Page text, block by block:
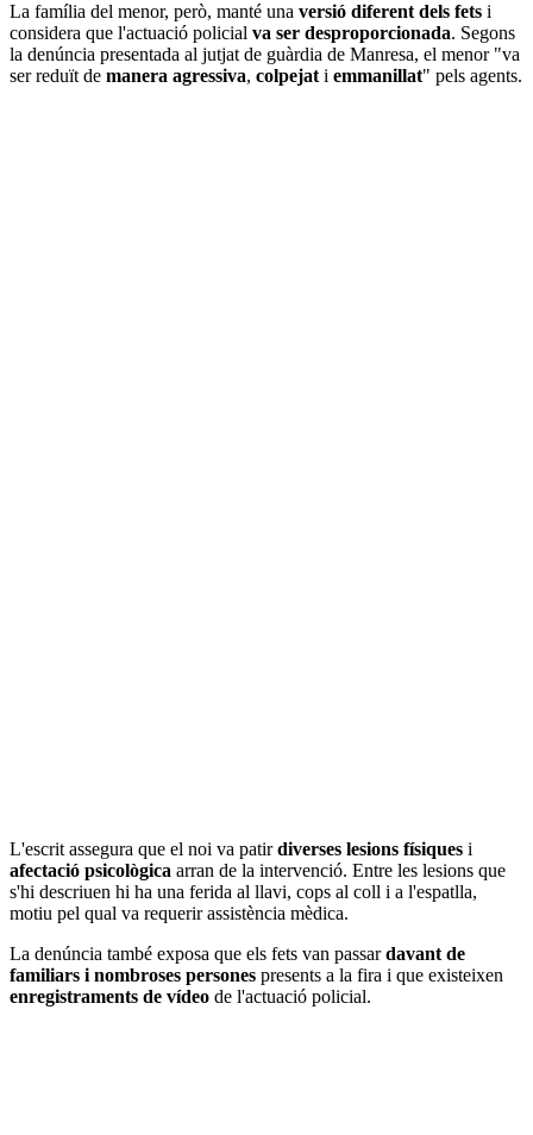
La família del menor, però, manté una versió diferent dels fets i
considera que l'actuació policial va ser desproporcionada. Segons
la denúncia presentada al jutjat de guàrdia de Manresa, el menor "va
ser reduït de manera agressiva, colpejat i emmanillat" pels agents.
L'escrit assegura que el noi va patirdiverses lesions físiques i
afectació psicològica arran de la intervenció. Entre les lesions que
s'hi descriuen hi ha una ferida al llavi, cops al coll i a l'espatlla,
motiu pel qual va requerir assistència mèdica.
La denúncia també exposa que els fets van passardavant de
familiars i nombroses persones presents a la fira i que existeixen
enregistraments de vídeo de l'actuació policial.